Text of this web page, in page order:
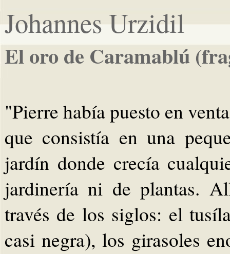
Johannes Urzidil
El oro de Caramablú
"Pierre había puesto en
que consistía en una
jardín donde crecía
jardinería ni de plantas.
través de los siglos: el
casi negra), los girasoles